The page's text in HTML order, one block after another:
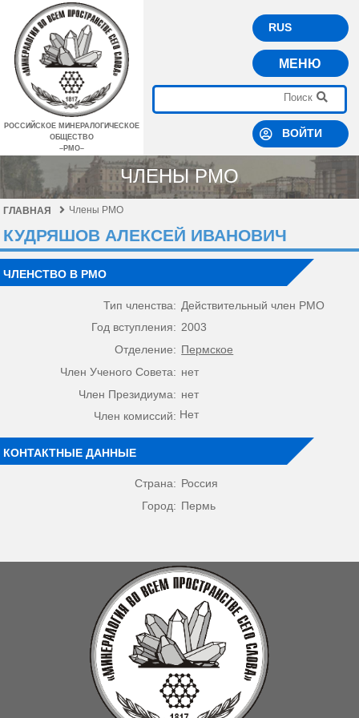
РОССИЙСКОЕ МИНЕРАЛОГИЧЕСКОЕ
ОБЩЕСТВО
–РМО–
RUS
МЕНЮ
ВОЙТИ
ЧЛЕНЫ РМО
ГЛАВНАЯ Члены РМО
КУДРЯШОВ АЛЕКСЕЙ ИВАНОВИЧ
ЧЛЕНСТВО В РМО
Тип членства: Действительный член РМО
Год вступления: 2003
Отделение: Пермское
Член Ученого Совета: нет
Член Президиума: нет
Член комиссий: Нет
КОНТАКТНЫЕ ДАННЫЕ
Страна: Россия
Город: Пермь